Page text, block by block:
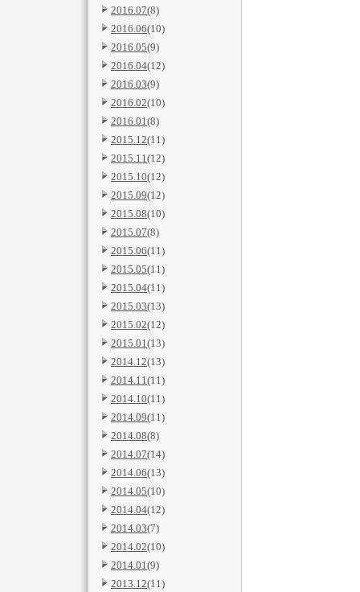
2016.07(8)
2016.06(10)
2016.05(9)
2016.04(12)
2016.03(9)
2016.02(10)
2016.01(8)
2015.12(11)
2015.11(12)
2015.10(12)
2015.09(12)
2015.08(10)
2015.07(8)
2015.06(11)
2015.05(11)
2015.04(11)
2015.03(13)
2015.02(12)
2015.01(13)
2014.12(13)
2014.11(11)
2014.10(11)
2014.09(11)
2014.08(8)
2014.07(14)
2014.06(13)
2014.05(10)
2014.04(12)
2014.03(7)
2014.02(10)
2014.01(9)
2013.12(11)